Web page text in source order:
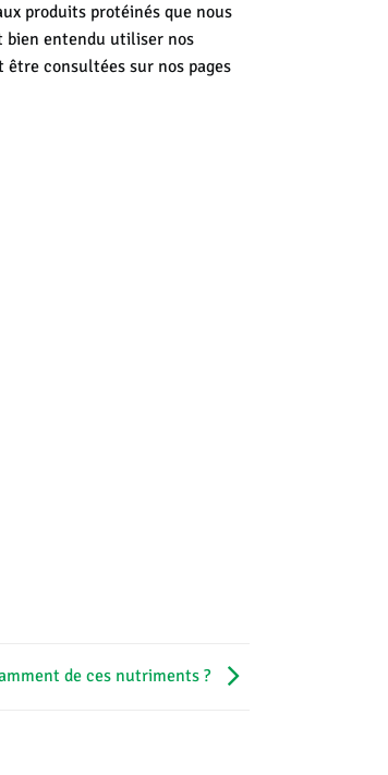
produits protéinés que nous
bien entendu utiliser nos
consultées sur nos pages
de ces nutriments ?